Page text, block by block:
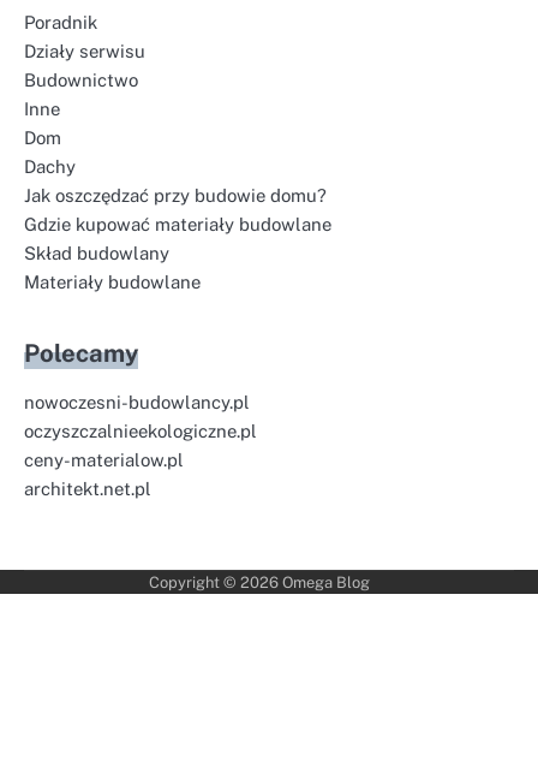
Poradnik
Działy serwisu
Budownictwo
Inne
Dom
Dachy
Jak oszczędzać przy budowie domu?
Gdzie kupować materiały budowlane
Skład budowlany
Materiały budowlane
Polecamy
nowoczesni-budowlancy.pl
oczyszczalnieekologiczne.pl
ceny-materialow.pl
architekt.net.pl
Copyright © 2026 Omega Blog